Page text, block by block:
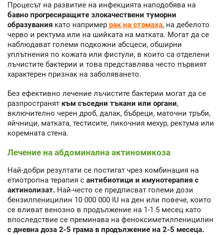
Процесът на развитие на инфекцията наподобява на
бавно прогресиращите злокачествени туморни
образувания като например рак на стомаха, на дебелото
черво и ректума или на шийката на матката. Могат да се
наблюдават големи подкожни абсцеси, обширни
уплътнения по кожата или фистули, в които са отделени
лъчистите бактерии и това представлява често първият
характерен признак на заболяването.
Без ефективно лечение лъчистите бактерии могат да се
разпространят към съседни тъкани или органи,
включително черен дроб, далак, бъбреци, маточни тръби,
яйчници, матката, тестисите, пикочния мехур, ректума или
коремната стена.
Лечение на абдоминална актиномикоза
Най-добри резултати се постигат чрез комбинация на
етиотропна терапия с антибиотици и имунотерапия с
актинолизат. Най-често се предписват големи дози
бензилпеницилин 10 000 000 IU на ден или повече, които
се вливат венозно в продължение на 1-1.5 месец като
впоследствие се преминава на феноксиметилпеницилин
с дневна доза 2-5 грама в продължение на 2-5 месеца.